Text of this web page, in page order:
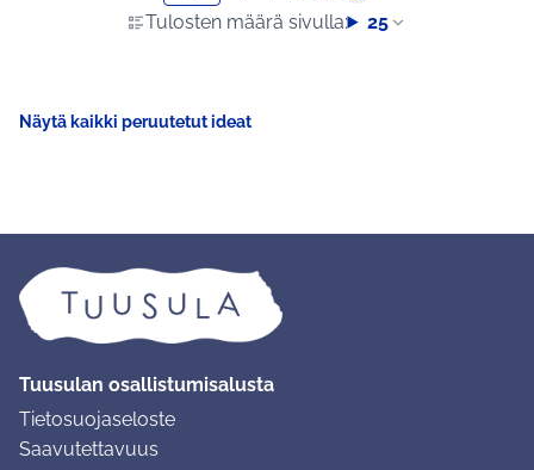
Tulosten määrä sivulla: 25
Näytä kaikki peruutetut ideat
Tuusulan osallistumisalusta
Tietosuojaseloste
Saavutettavuus